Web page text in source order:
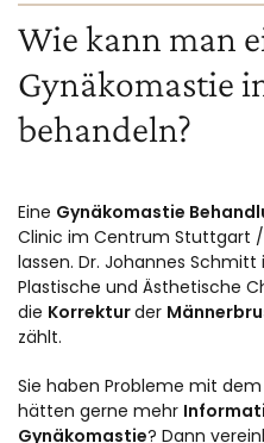
Wie kann man
Gynäkomastie
behandeln?
Eine Gynäkomastie
Clinic im Centrum Stuttgart
lassen. Dr. Johannes
Plastische und Ästhetische
die Korrekturder
zählt.
Sie haben Probleme mit
hätten gerne mehr
Gynäkomastie? Dann